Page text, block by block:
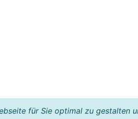
für Sie optimal zu gestalten